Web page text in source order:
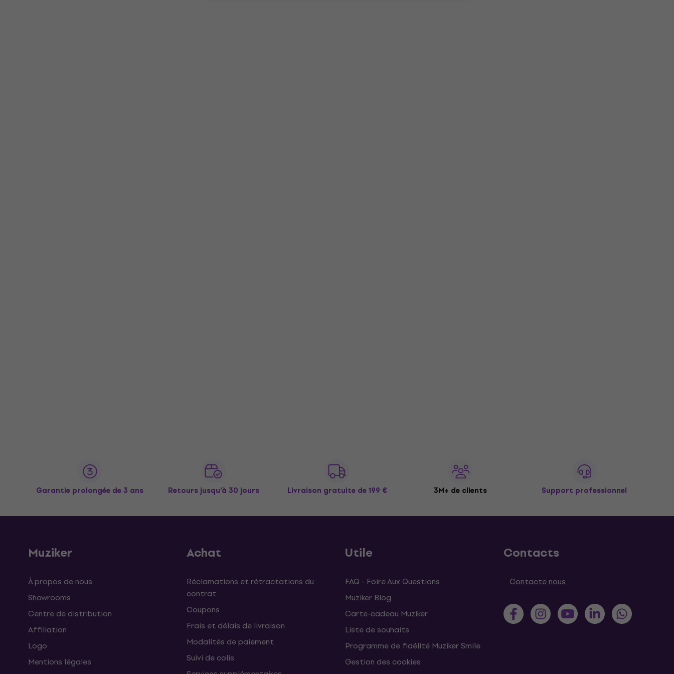
Garantie prolongée de 3 ans Retours jusqu’à 30 jours Livraison gratuite de 199 € 3M+ de clients Support professionnel
Muziker
À propos de nous
Showrooms
Centre de distribution
Affiliation
Logo
Mentions légales
Achat
Réclamations et rétractations du
contrat
Coupons
Frais et délais de livraison
Modalités de paiement
Suivi de colis
Utile
FAQ - Foire Aux Questions
Muziker Blog
Carte-cadeau Muziker
Liste de souhaits
Programme de fidélité Muziker Smile
Gestion des cookies
Contacts
Contacte nous